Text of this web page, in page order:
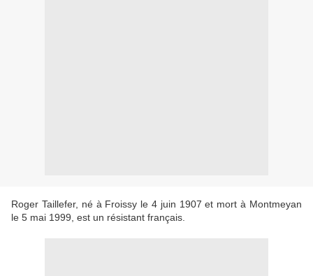
Roger Taillefer, né à Froissy le 4 juin 1907 et mort à Montmeyan
le 5 mai 1999, est un résistant français.